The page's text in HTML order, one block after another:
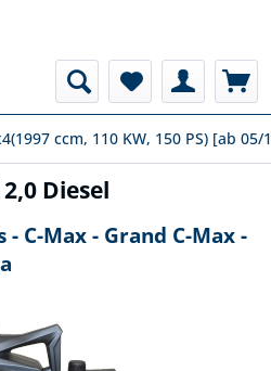
ccm, 110 KW, 150 PS) [ab 05/
Diesel
C-Max - Grand C-Max -